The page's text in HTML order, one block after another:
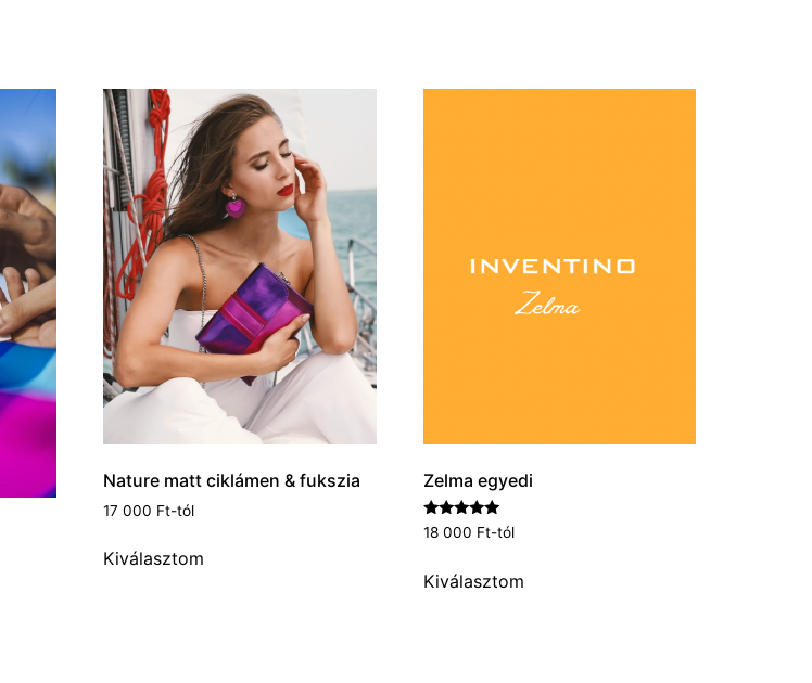
Nature matt ciklámen & fukszia
17 000 Ft-tól
Kiválasztom
Zelma egyedi
Értékelés:
5.00
18 000 Ft-tól
Kiválasztom